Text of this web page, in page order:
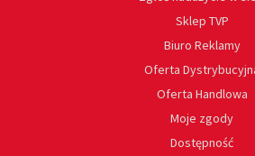
Sklep TVP
Biuro Reklamy
Oferta
Oferta Handlowa
Moje zgody
Dostępność